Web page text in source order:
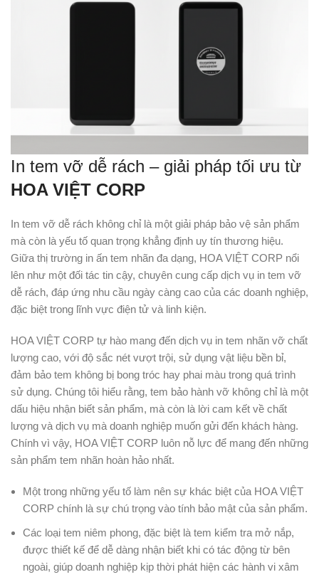
In tem vỡ dễ rách – giải pháp tối ưu từ
HOA VIỆT CORP
In tem vỡ dễ rách không chỉ là một giải pháp bảo vệ sản phẩm
mà còn là yếu tố quan trọng khẳng định uy tín thương hiệu.
Giữa thị trường in ấn tem nhãn đa dạng, HOA VIỆT CORP nổi
lên như một đối tác tin cậy, chuyên cung cấp dịch vụ in tem vỡ
dễ rách, đáp ứng nhu cầu ngày càng cao của các doanh nghiệp,
đặc biệt trong lĩnh vực điện tử và linh kiện.
HOA VIỆT CORP tự hào mang đến dịch vụ in tem nhãn vỡ chất
lượng cao, với độ sắc nét vượt trội, sử dụng vật liệu bền bỉ,
đảm bảo tem không bị bong tróc hay phai màu trong quá trình
sử dụng. Chúng tôi hiểu rằng, tem bảo hành vỡ không chỉ là một
dấu hiệu nhận biết sản phẩm, mà còn là lời cam kết về chất
lượng và dịch vụ mà doanh nghiệp muốn gửi đến khách hàng.
Chính vì vậy, HOA VIỆT CORP luôn nỗ lực để mang đến những
sản phẩm tem nhãn hoàn hảo nhất.
Một trong những yếu tố làm nên sự khác biệt của HOA VIỆT
CORP chính là sự chú trọng vào tính bảo mật của sản phẩm.
Các loại tem niêm phong, đặc biệt là tem kiểm tra mở nắp,
được thiết kế để dễ dàng nhận biết khi có tác động từ bên
ngoài, giúp doanh nghiệp kịp thời phát hiện các hành vi xâm